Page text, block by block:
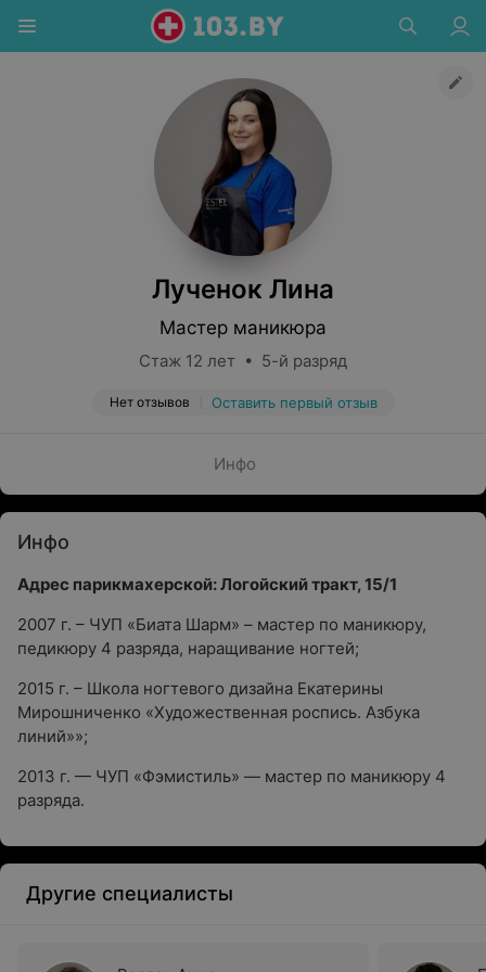
Лученок Лина
Мастер маникюра
Стаж 12 лет • 5-й разряд
Нет отзывов Оставить первый отзыв
Инфо
Инфо
Адрес парикмахерской: Логойский тракт, 15/1
2007 г. – ЧУП «Биата Шарм» – мастер по маникюру,
педикюру 4 разряда, наращивание ногтей;
2015 г. – Школа ногтевого дизайна Екатерины
Мирошниченко «Художественная роспись. Азбука
линий»»;
2013 г. — ЧУП «Фэмистиль» — мастер по маникюру 4
разряда.
Другие специалисты